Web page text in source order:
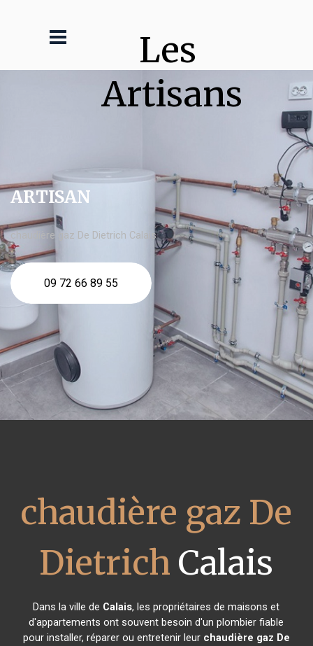
Les
Artisans
ARTISAN
chaudière gaz De Dietrich Calais
09 72 66 89 55
chaudière gaz De
Dietrich Calais
Dans la ville de Calais, les propriétaires de maisons et
d'appartements ont souvent besoin d'un plombier fiable
pour installer, réparer ou entretenir leur chaudière gaz De